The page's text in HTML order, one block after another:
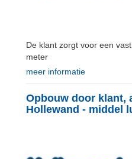
De klant zorgt voor een
meter
meer informatie
Opbouw door klant,
Hollewand - middel